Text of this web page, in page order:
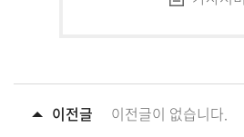
이전글 이전글이 없습니다.